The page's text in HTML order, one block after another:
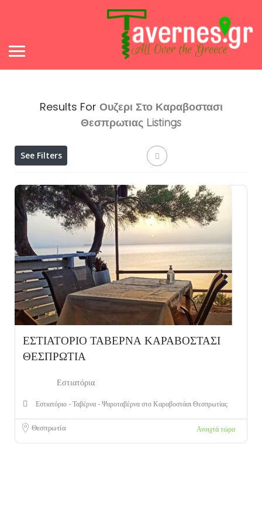
Results For Ουζερι Στο Καραβοστασι
Θεσπρωτιας Listings
See Filters
ΕΣΤΙΑΤΟΡΙΟ ΤΑΒΕΡΝΑ ΚΑΡΑΒΟΣΤΑΣΙ
ΘΕΣΠΡΩΤΙΑ
Εστιατόρια
Εστιατόριο - Ταβέρνα - Ψαροταβέρνα στο Καραβοστάσι Θεσπρωτίας
Θεσπρωτία Ανοιχτά τώρα